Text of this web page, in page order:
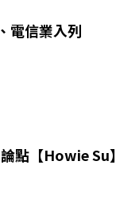
電信業入列
點【Howie Su】